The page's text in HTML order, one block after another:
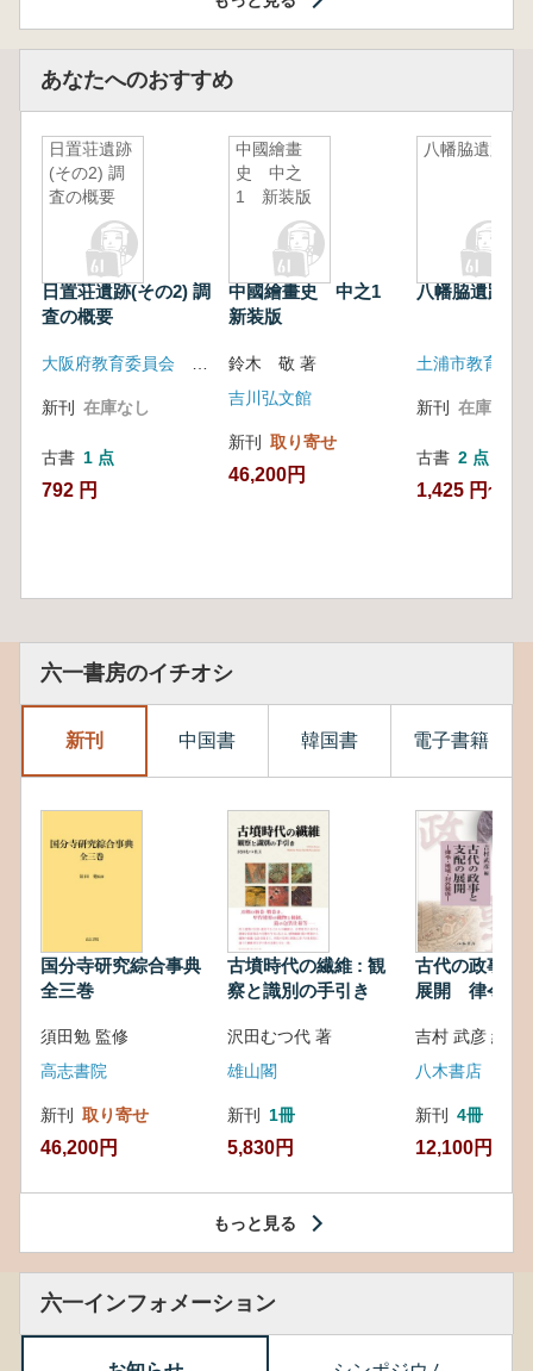
あなたへのおすすめ
日置荘遺跡
(その2) 調
査の概要
日置荘遺跡(その2) 調
査の概要
新刊 在庫なし
古書 1 点
792 円
中國繪畫
史 中之
1 新装版
中國繪畫史 中之1
新装版
鈴木 敬 著
吉川弘文館
新刊 取り寄せ
46,200円
八幡脇遺跡
八幡脇遺跡
土浦市教育委
新刊 在庫なし
古書 2 点
1,425 円~
六一書房のイチオシ
新刊 中国書 韓国書 電子書籍
国分寺研究綜合事典
全三巻
須田勉 監修
高志書院
新刊 取り寄せ
46,200円
古墳時代の繊維 : 観
察と識別の手引き
沢田むつ代 著
雄山閣
新刊 1冊
5,830円
古代の政事と
展開 律令・
吉村 武彦 編集
八木書店
新刊 4冊
12,100円
もっと見る
六一インフォメーション